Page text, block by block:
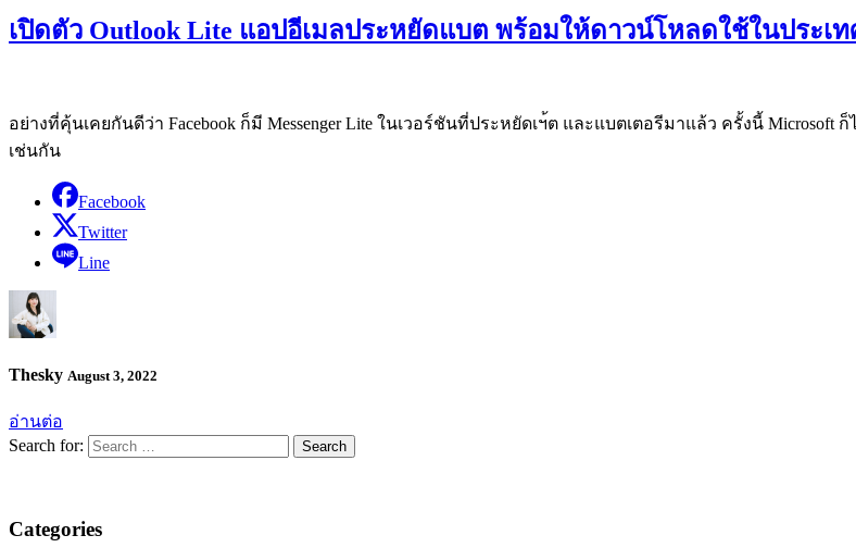
เปิดตัว Outlook Lite แอปอีเมลประหยัดแบต พร้อมให้ดาวน์โหลดใช้ในประเ
อย่างที่คุ้นเคยกันดีว่า Facebook ก็มี Messenger Lite ในเวอร์ชันที่ประหยัดเฯ้ต และแบตเตอรีมาแล้ว ครั้งนี้
เช่นกัน
Facebook
Twitter
Line
Thesky August 3, 2022
อ่านต่อ
Search for:
Categories